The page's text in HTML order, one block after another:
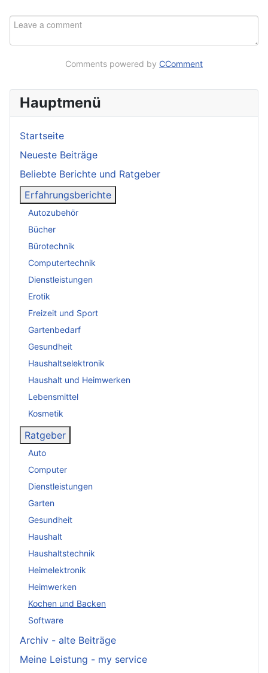
Comments powered by CComment
Hauptmenü
Startseite
Neueste Beiträge
Beliebte Berichte und Ratgeber
Erfahrungsberichte
Autozubehör
Bücher
Bürotechnik
Computertechnik
Dienstleistungen
Erotik
Freizeit und Sport
Gartenbedarf
Gesundheit
Haushaltselektronik
Haushalt und Heimwerken
Lebensmittel
Kosmetik
Ratgeber
Auto
Computer
Dienstleistungen
Garten
Gesundheit
Haushalt
Haushaltstechnik
Heimelektronik
Heimwerken
Kochen und Backen
Software
Archiv - alte Beiträge
Meine Leistung - my service